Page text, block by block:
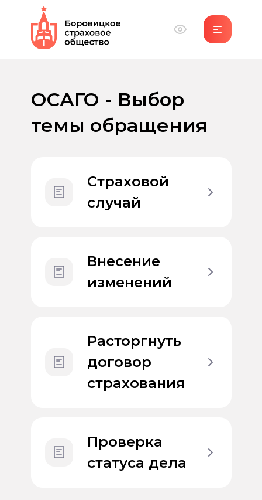
ОСАГО - Выбор
темы обращения
Страховой
случай
Внесение
изменений
Расторгнуть
договор
страхования
Проверка
статуса дела